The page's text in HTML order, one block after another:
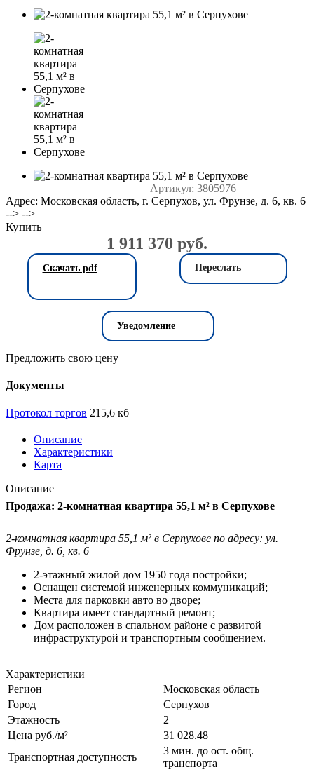
Артикул: 3805976
Адрес: Московская область, г. Серпухов, ул. Фрунзе, д. 6, кв. 6
1 911 370 руб.
--> -->
Купить
Переслать
Скачать pdf
Уведомление
Предложить свою цену
Документы
Протокол торгов 215,6 кб
Описание
Характеристики
Карта
Описание
Продажа: 2-комнатная квартира 55,1 м² в Серпухове
2-комнатная квартира 55,1 м² в Серпухове по адресу: ул.
Фрунзе, д. 6, кв. 6
2-этажный жилой дом 1950 года постройки;
Оснащен системой инженерных коммуникаций;
Места для парковки авто во дворе;
Квартира имеет стандартный ремонт;
Дом расположен в спальном районе с развитой
инфраструктурой и транспортным сообщением.
Характеристики
Регион
Московская область
Город
Серпухов
Этажность
2
Цена руб./м²
31 028.48
Транспортная доступность
3 мин. до ост. общ.
транспорта